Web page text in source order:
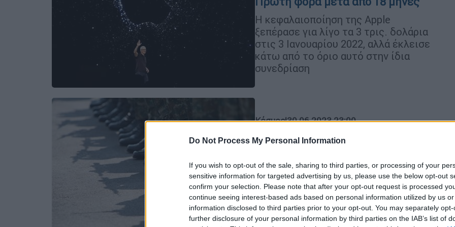
Do Not Process My Personal Information
If you wish to opt-out of the sale, sharing to third parties, or processing of your
sensitive information for targeted advertising by us, please use the below opt-out
confirm your selection. Please note that after your opt-out request is processed
continue seeing interest-based ads based on personal information utilized by us
information disclosed to third parties prior to your opt-out. You may separately
further disclosure of your personal information by third parties on the IAB’s list of
H κεφαλαιοποίηση της Apple
ξεπέρασε για λίγο τα 3 τρις. δολάρια
στις 3 Ιανουαρίου 2022, αλλά έκλεισε
κάτω από το όριο αυτό στην ίδια
συνεδρίαση
Κόσμος|30.06.2023 23:00
Ρωσία: Η κυβέρνηση κάνει αύξηση
10,5% στους μισθούς των
στρατιωτικών
Η απόφαση αυτή ανακοινώνεται
μέρες μετά την ανταρσία της
μισθοφορικής οργάνωσης Wagner